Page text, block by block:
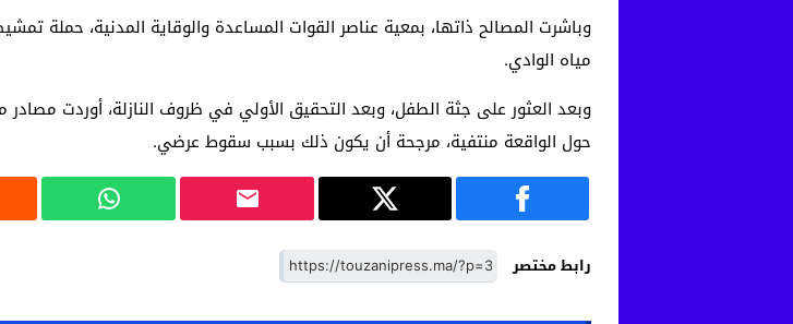
وباشرت المصالح ذاتها، بمعية عناصر القوات المساعدة والوقاية المدنية،
مياه الوادي.
وبعد العثور على جثة الطفل، وبعد التحقيق الأولي في ظروف النازلة، أوردت مصادر
حول الواقعة منتفية، مرجحة أن يكون ذلك بسبب سقوط عرضي.
رابط مختصر